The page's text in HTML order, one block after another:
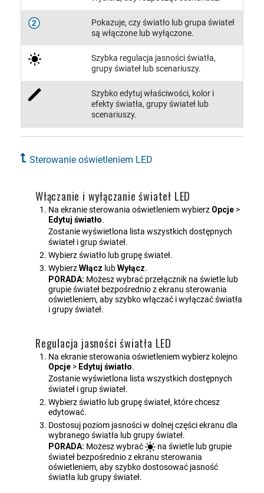
2
Pokazuje, czy światło lub grupa świateł
są włączone lub wyłączone.
Szybka regulacja jasności światła,
grupy świateł lub scenariuszy.
Szybko edytuj właściwości, kolor i
efekty światła, grupy świateł lub
scenariuszy.
Sterowanie oświetleniem LED
Włączanie i wyłączanie świateł LED
Na ekranie sterowania oświetleniem wybierz Opcje >
Edytuj światło.
Zostanie wyświetlona lista wszystkich dostępnych
świateł i grup świateł.
Wybierz światło lub grupę świateł.
WybierzWłącz lubWyłącz.
PORADA: Możesz wybrać przełącznik na świetle lub
grupie świateł bezpośrednio z ekranu sterowania
oświetleniem, aby szybko włączać i wyłączać światła
i grupy świateł.
Regulacja jasności światła LED
Na ekranie sterowania oświetleniem wybierz kolejno
Opcje > Edytuj światło.
Zostanie wyświetlona lista wszystkich dostępnych
świateł i grup świateł.
Wybierz światło lub grupę świateł, które chcesz
edytować.
Dostosuj poziom jasności w dolnej części ekranu dla
wybranego światła lub grupy świateł.
PORADA: Możesz wybrać
na świetle lub grupie
świateł bezpośrednio z ekranu sterowania
oświetleniem, aby szybko dostosować jasność
światła lub grupy świateł.